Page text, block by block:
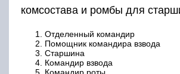
комсостава и ромбы для
Отделенный командир
Помощник командира взвода
Старшина
Командир взвода